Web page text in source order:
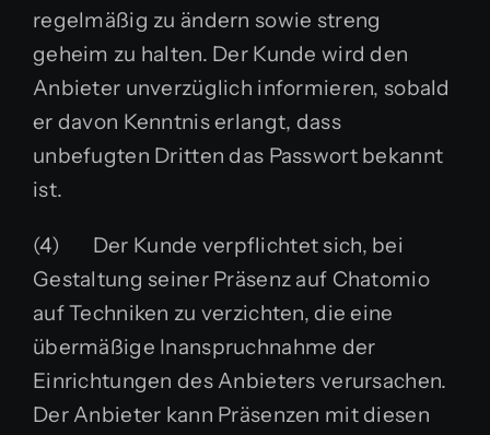
regelmäßig zu ändern sowie streng
geheim zu halten. Der Kunde wird den
Anbieter unverzüglich informieren, sobald
er davon Kenntnis erlangt, dass
unbefugten Dritten das Passwort bekannt
ist.
(4) Der Kunde verpflichtet sich, bei
Gestaltung seiner Präsenz auf Chatomio
auf Techniken zu verzichten, die eine
übermäßige Inanspruchnahme der
Einrichtungen des Anbieters verursachen.
Der Anbieter kann Präsenzen mit diesen